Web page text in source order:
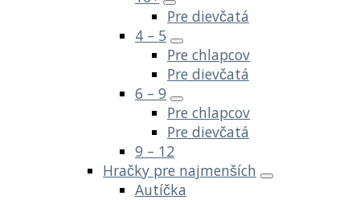
Pre dievčatá
4 – 5
Pre chlapcov
Pre dievčatá
6 – 9
Pre chlapcov
Pre dievčatá
9 – 12
Hračky pre najmenších
Autíčka